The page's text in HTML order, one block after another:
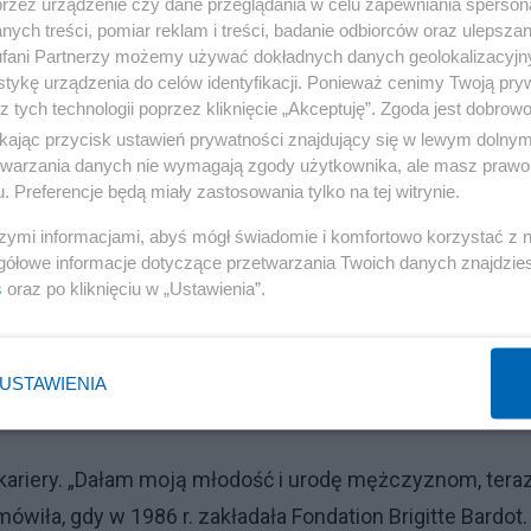
styl – natychmiast stał się modą kopiowaną
rewolucyjną figurę, która „podważa tyranię
to „szlachetna porażka”.
że naprawdę ceni tylko jeden: „La Vérité”
także u wybitnych twórców, m.in. Jeana-Luca
zwierząt
„Dałam moją młodość i urodę mężczyznom,
gdy w 1986 r. zakładała Fondation Brigitte Bardot.
treści, pomiar reklam i treści, badanie odbiorców oraz
Partnerzy możemy używać dokładnych danych
urządzenia do celów identyfikacji. Ponieważ cenimy Twoją
tych technologii poprzez kliknięcie „Akceptuję”. Zgoda jest
przycisk ustawień prywatności znajdujący się w lewym
danych nie wymagają zgody użytkownika, ale masz
Preferencje będą miały zastosowania tylko na tej witrynie.
informacjami, abyś mógł świadomie i komfortowo korzystać z
informacje dotyczące przetwarzania Twoich danych
oraz po kliknięciu w „Ustawienia”.
USTAWIENIA